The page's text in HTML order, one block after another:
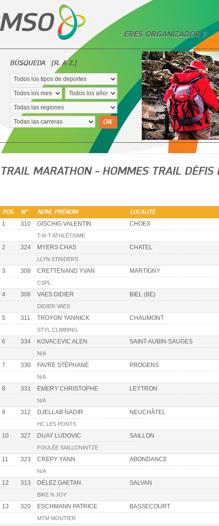
ERES ORGANIZADOR ?
BÚSQUEDA [R. A Z.]
OK
TRAIL MARATHON - HOMMES TRAIL DÉFIS
POS. N° NOM, PRÉNOM LOCALITÉ
1 310 GISCHIG VALENTIN CHOEX
T-R-T ATHLÉTISME
2 324 MYERS CHAS CHATEL
LLYN STRIDERS
3 308 CRETTENAND YVAN MARTIGNY
CSPL
4 306 VAES DIDIER BIEL (BE)
DIDIER VAES
5 311 TROYON YANNICK CHAUMONT
STYL.CLIMBING
6 334 KOVACEVIC ALEN SAINT-AUBIN-SAUGES
N/A
7 330 FAVRE STÉPHANE PROGENS
N/A
8 331 EMERY CHRISTOPHE LEYTRON
N/A
9 312 DJELLAB NADIR NEUCHÂTEL
HC LES PONTS
10 327 DUAY LUDOVIC SAILLON
FOULÉE SAILLONINTZE
11 323 CREPY YANN ABONDANCE
N/A
12 313 DÉLEZ GAETAN SALVAN
BIKE N JOY
13 320 ESCHMANN PATRICE BASSECOURT
MTM MOUTIER